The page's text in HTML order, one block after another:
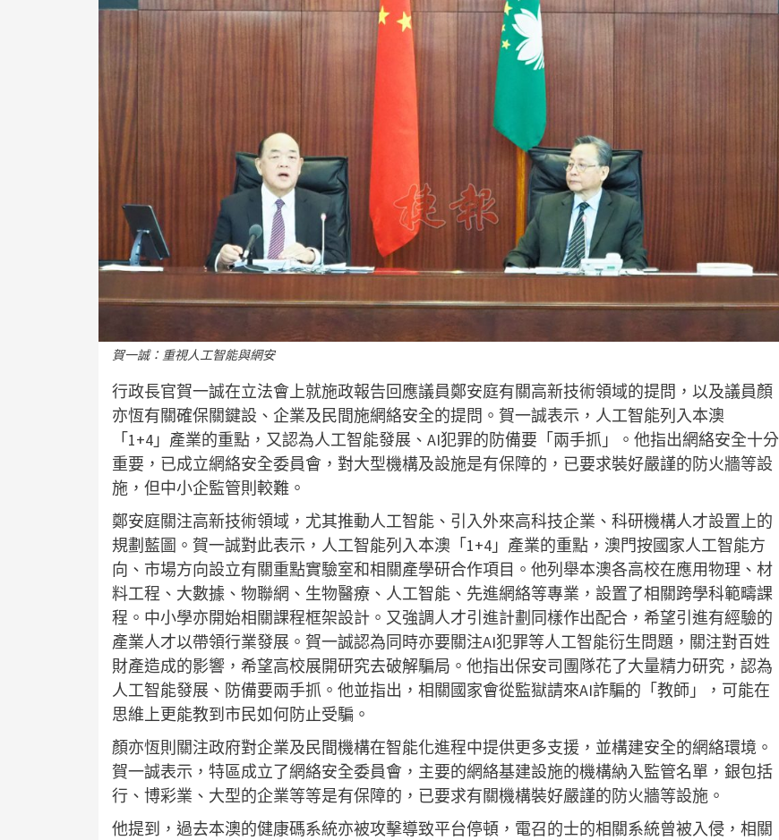
賀一誠：重視人工智能與網安
行政長官賀一誠在立法會上就施政報告回應議員鄭安庭有關高新技術領域的提問，以及議員顏
亦恆有關確保關鍵設、企業及民間施網絡安全的提問。賀一誠表示，人工智能列入本澳
「1+4」產業的重點，又認為人工智能發展、AI犯罪的防備要「兩手抓」。他指出網絡安全十分
重要，已成立網絡安全委員會，對大型機構及設施是有保障的，已要求裝好嚴謹的防火牆等設
施，但中小企監管則較難。
鄭安庭關注高新技術領域，尤其推動人工智能、引入外來高科技企業、科研機構人才設置上的
規劃藍圖。賀一誠對此表示，人工智能列入本澳「1+4」產業的重點，澳門按國家人工智能方
向、市場方向設立有關重點實驗室和相關產學研合作項目。他列舉本澳各高校在應用物理、材
料工程、大數據、物聯網、生物醫療、人工智能、先進網絡等專業，設置了相關跨學科範疇課
程。中小學亦開始相關課程框架設計。又強調人才引進計劃同樣作出配合，希望引進有經驗的
產業人才以帶領行業發展。賀一誠認為同時亦要關注AI犯罪等人工智能衍生問題，關注對百姓
財產造成的影響，希望高校展開研究去破解騙局。他指出保安司團隊花了大量精力研究，認為
人工智能發展、防備要兩手抓。他並指出，相關國家會從監獄請來AI詐騙的「教師」，可能在
思維上更能教到市民如何防止受騙。
顏亦恆則關注政府對企業及民間機構在智能化進程中提供更多支援，並構建安全的網絡環境。
賀一誠表示，特區成立了網絡安全委員會，主要的網絡基建設施的機構納入監管名單，銀包括
行、博彩業、大型的企業等等是有保障的，已要求有關機構裝好嚴謹的防火牆等設施。
他提到，過去本澳的健康碼系統亦被攻擊導致平台停頓，電召的士的相關系統曾被入侵，相關